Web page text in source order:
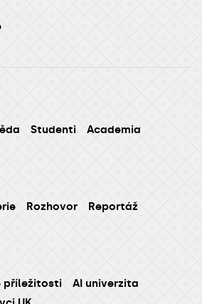
Studenti
Academia
Rozhovor
Reportáž
příležitosti
AI univerzita